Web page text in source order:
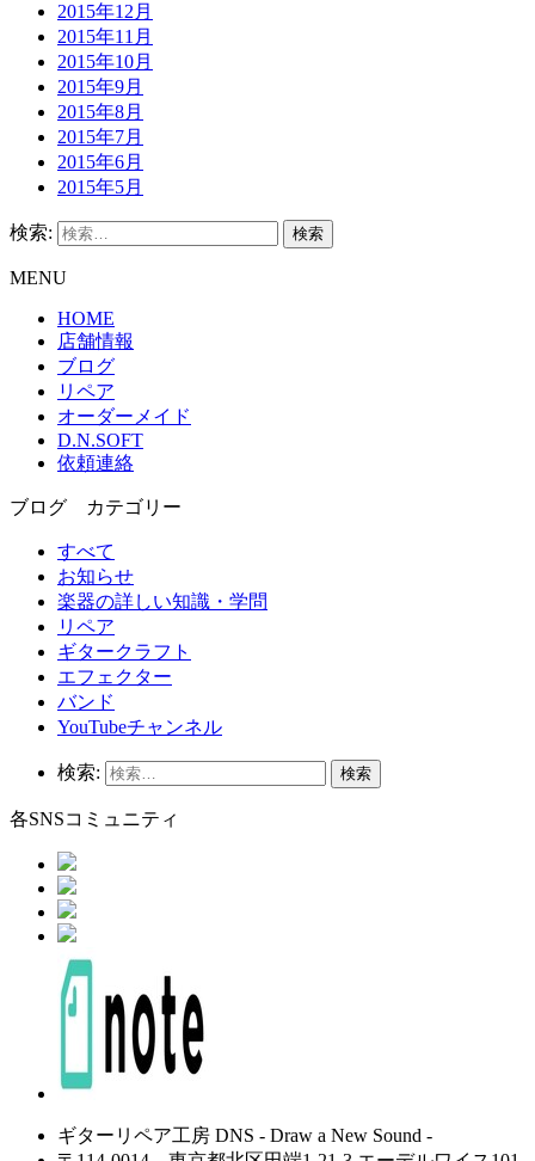
2015年12月
2015年11月
2015年10月
2015年9月
2015年8月
2015年7月
2015年6月
2015年5月
検索:
MENU
HOME
店舗情報
ブログ
リペア
オーダーメイド
D.N.SOFT
依頼連絡
ブログ カテゴリー
すべて
お知らせ
楽器の詳しい知識・学問
リペア
ギタークラフト
エフェクター
バンド
YouTubeチャンネル
検索:
各SNSコミュニティ
ギターリペア工房 DNS - Draw a New Sound -